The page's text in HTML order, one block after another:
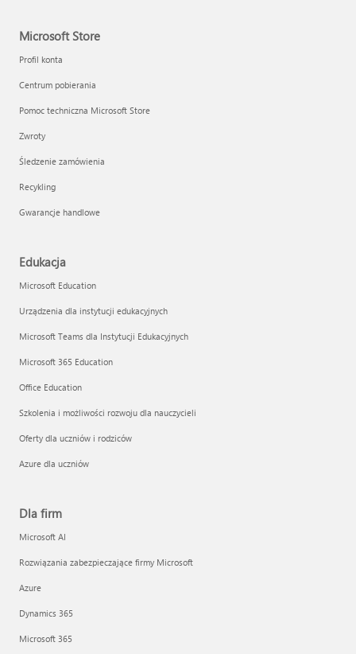
Microsoft Store
Profil konta
Centrum pobierania
Pomoc techniczna Microsoft Store
Zwroty
Śledzenie zamówienia
Recykling
Gwarancje handlowe
Edukacja
Microsoft Education
Urządzenia dla instytucji edukacyjnych
Microsoft Teams dla Instytucji Edukacyjnych
Microsoft 365 Education
Office Education
Szkolenia i możliwości rozwoju dla nauczycieli
Oferty dla uczniów i rodziców
Azure dla uczniów
Dla firm
Microsoft AI
Rozwiązania zabezpieczające firmy Microsoft
Azure
Dynamics 365
Microsoft 365